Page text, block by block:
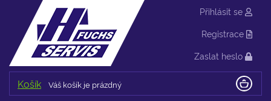
Přihlásit se
Registrace
Zaslat heslo
Košík Váš košík je prázdný